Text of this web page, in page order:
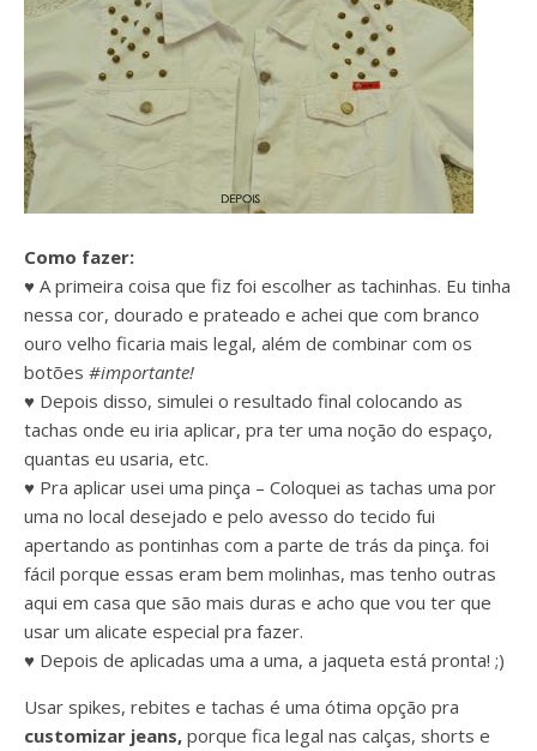
Como fazer:
♥ A primeira coisa que fiz foi escolher as tachinhas. Eu tinha
nessa cor, dourado e prateado e achei que com branco
ouro velho ficaria mais legal, além de combinar com os
botões #importante!
♥ Depois disso, simulei o resultado final colocando as
tachas onde eu iria aplicar, pra ter uma noção do espaço,
quantas eu usaria, etc.
♥ Pra aplicar usei uma pinça – Coloquei as tachas uma por
uma no local desejado e pelo avesso do tecido fui
apertando as pontinhas com a parte de trás da pinça. foi
fácil porque essas eram bem molinhas, mas tenho outras
aqui em casa que são mais duras e acho que vou ter que
usar um alicate especial pra fazer.
♥ Depois de aplicadas uma a uma, a jaqueta está pronta! ;)
Usar spikes, rebites e tachas é uma ótima opção pra
customizar jeans, porque fica legal nas calças, shorts e